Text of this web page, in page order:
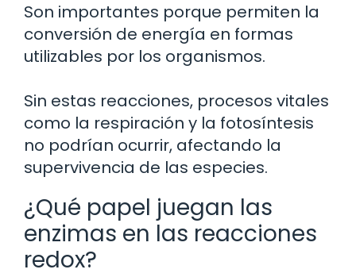
Son importantes porque permiten la
conversión de energía en formas
utilizables por los organismos.
Sin estas reacciones, procesos vitales
como la respiración y la fotosíntesis
no podrían ocurrir, afectando la
supervivencia de las especies.
¿Qué papel juegan las
enzimas en las reacciones
redox?